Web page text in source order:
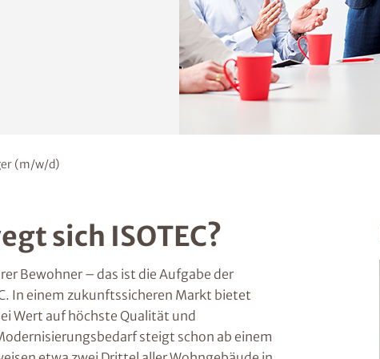
(m/w/d)
sich ISOTEC?
Bewohner – das ist die Aufgabe der
In einem zukunftssicheren Markt bietet
Wert auf höchste Qualität und
steigt schon ab einem